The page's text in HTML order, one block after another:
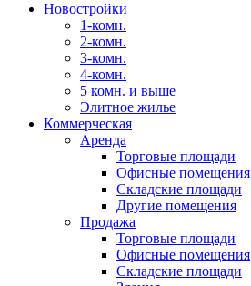
Новостройки
1-комн.
2-комн.
3-комн.
4-комн.
5 комн. и выше
Элитное жилье
Коммерческая
Аренда
Торговые площади
Офисные помещения
Складские площади
Другие помещения
Продажа
Торговые площади
Офисные помещения
Складские площади